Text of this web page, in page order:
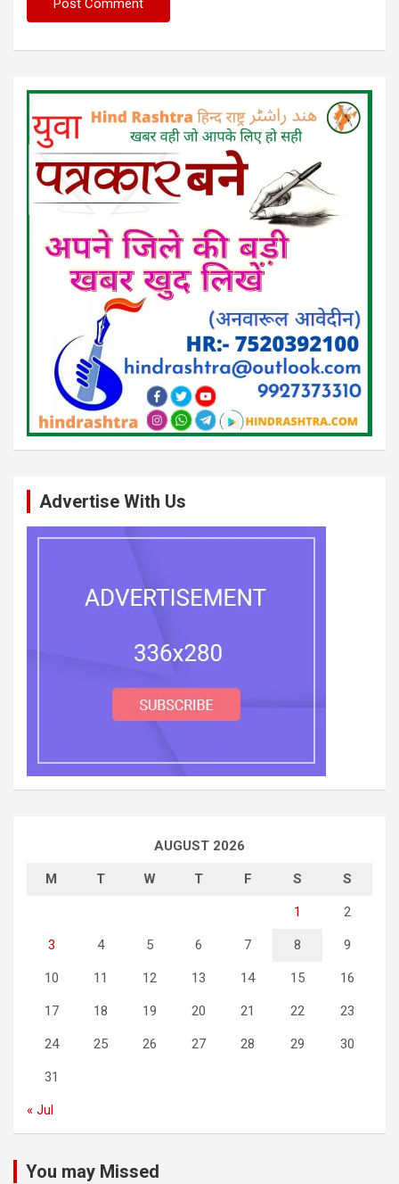
Advertise With Us
AUGUST 2026
M T W T F S S
1 2
3 4 5 6 7 8 9
10 11 12 13 14 15 16
17 18 19 20 21 22 23
24 25 26 27 28 29 30
31
« Jul
You may Missed